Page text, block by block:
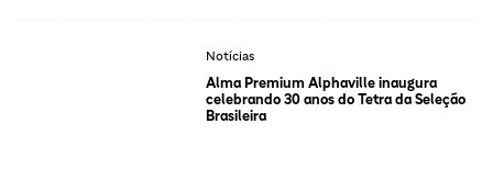
Notícias
Alma Premium Alphaville inaugura
celebrando 30 anos do Tetra da Seleção
Brasileira